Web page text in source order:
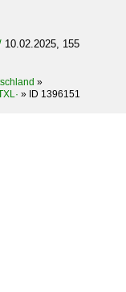
10.02.2025, 155
»
» ID 1396151